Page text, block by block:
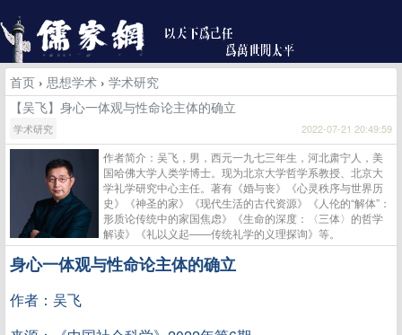
首页 › 思想学术 › 学术研究
【吴飞】身心一体观与性命论主体的确立
学术研究 2022-07-21 20:49:59
作者简介：吴飞，男，西元一九七三年生，河北肃宁人，美
国哈佛大学人类学博士。现为北京大学哲学系教授、北京大
学礼学研究中心主任。著有《婚与丧》《心灵秩序与世界历
史》《神圣的家》《现代生活的古代资源》《人伦的“解体”：
形质论传统中的家国焦虑》《生命的深度：〈三体〉的哲学
解读》《礼以义起——传统礼学的义理探询》等。
身心一体观与性命论主体的确立
作者：吴飞